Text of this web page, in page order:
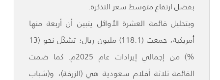
بفضل ارتفاع متوسط سعر التذكرة.
وبتحليل قائمة العشرة الأوائل يتبين أن أربعة منها
أمريكية، جمعت (118.1) مليون ريال؛ تشكّل نحو (13
%) من إجمالي إيرادات عام 2025م. كما ضمت
القائمة ثلاثة أفلام سعودية هي (الزرفة)، و(شباب